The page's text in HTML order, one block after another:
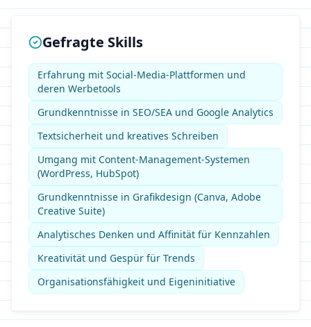
Gefragte Skills
Erfahrung mit Social-Media-Plattformen und
deren Werbetools
Grundkenntnisse in SEO/SEA und Google Analytics
Textsicherheit und kreatives Schreiben
Umgang mit Content-Management-Systemen
(WordPress, HubSpot)
Grundkenntnisse in Grafikdesign (Canva, Adobe
Creative Suite)
Analytisches Denken und Affinität für Kennzahlen
Kreativität und Gespür für Trends
Organisationsfähigkeit und Eigeninitiative